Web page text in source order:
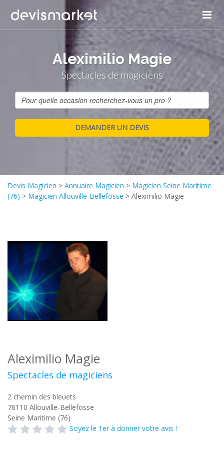
Aleximilio Magie
Spectacles de magiciens
Devis Magicien > Annuaire Magicien > Magicien Seine Maritime
(76) > Magicien Allouville-Bellefosse > Aleximilio Magie
Aleximilio Magie
Spectacles de magiciens
2 chemin des bleuets
76110 Allouville-Bellefosse
Seine Maritime (76)
Soyez le 1er à donner votre avis !